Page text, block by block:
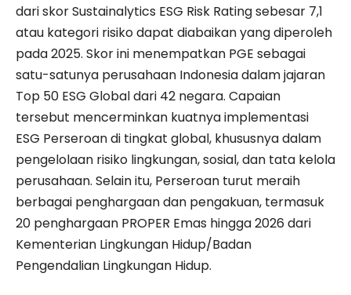
dari skor Sustainalytics ESG Risk Rating sebesar 7,1
atau kategori risiko dapat diabaikan yang diperoleh
pada 2025. Skor ini menempatkan PGE sebagai
satu-satunya perusahaan Indonesia dalam jajaran
Top 50 ESG Global dari 42 negara. Capaian
tersebut mencerminkan kuatnya implementasi
ESG Perseroan di tingkat global, khususnya dalam
pengelolaan risiko lingkungan, sosial, dan tata kelola
perusahaan. Selain itu, Perseroan turut meraih
berbagai penghargaan dan pengakuan, termasuk
20 penghargaan PROPER Emas hingga 2026 dari
Kementerian Lingkungan Hidup/Badan
Pengendalian Lingkungan Hidup.